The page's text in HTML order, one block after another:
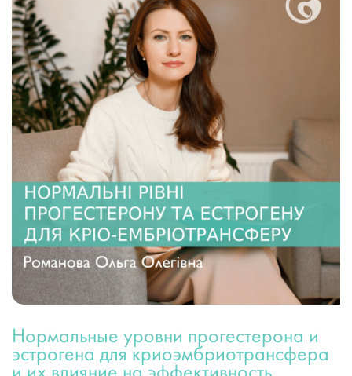
Нормальные уровни прогестерона и
эстрогена для криоэмбриотрансфера